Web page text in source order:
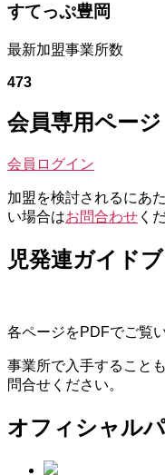
すてっぷ豊岡
最新加盟事業所数
473
会員専用ページ
会員ログイン
加盟を検討されるにあ
い場合はお問合わせ く
児発連ガイド
各ページをPDFでご覧
事業所で入手すること
問合せください。
オフィシャル